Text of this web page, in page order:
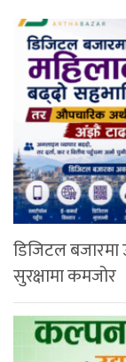
डिजिटल बजारमा
सुरक्षामा कमजोर